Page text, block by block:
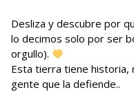
Desliza y descubre por
lo decimos solo por ser
orgullo).
Esta tierra tiene historia,
gente que la defiende..